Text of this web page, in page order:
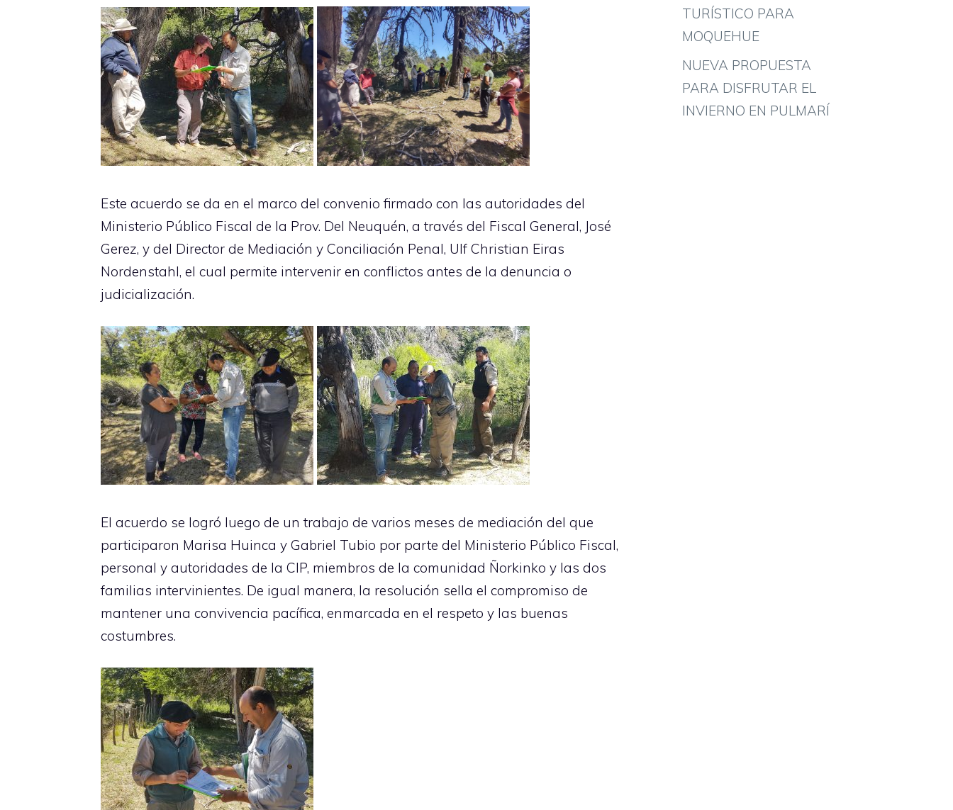
Este acuerdo se da en el marco del convenio firmado con las autoridades del
Ministerio Público Fiscal de la Prov. Del Neuquén, a través del Fiscal General, José
Gerez, y del Director de Mediación y Conciliación Penal, Ulf Christian Eiras
Nordenstahl, el cual permite intervenir en conflictos antes de la denuncia o
judicialización.
El acuerdo se logró luego de un trabajo de varios meses de mediación del que
participaron Marisa Huinca y Gabriel Tubio por parte del Ministerio Público Fiscal,
personal y autoridades de la CIP, miembros de la comunidad Ñorkinko y las dos
familias intervinientes. De igual manera, la resolución sella el compromiso de
mantener una convivencia pacífica, enmarcada en el respeto y las buenas
costumbres.
TURÍSTICO PARA
MOQUEHUE
NUEVA PROPUESTA
PARA DISFRUTAR EL
INVIERNO EN PULMARÍ